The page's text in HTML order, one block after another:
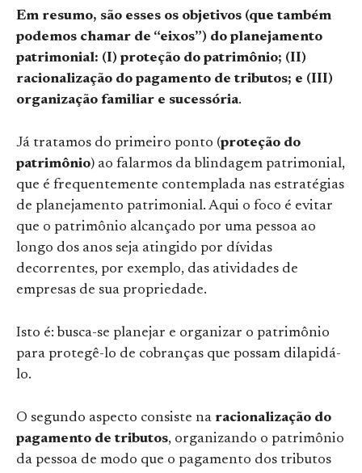
Em resumo, são esses os objetivos (que também
podemos chamar de “eixos”) do planejamento
patrimonial: (I) proteção do patrimônio; (II)
racionalização do pagamento de tributos; e (III)
organização familiar e sucessória.
Já tratamos do primeiro ponto (proteção do
patrimônio) ao falarmos da blindagem patrimonial,
que é frequentemente contemplada nas estratégias
de planejamento patrimonial. Aqui o foco é evitar
que o patrimônio alcançado por uma pessoa ao
longo dos anos seja atingido por dívidas
decorrentes, por exemplo, das atividades de
empresas de sua propriedade.
Isto é: busca-se planejar e organizar o patrimônio
para protegê-lo de cobranças que possam dilapidá-
lo.
O segundo aspecto consiste na racionalização do
pagamento de tributos, organizando o patrimônio
da pessoa de modo que o pagamento dos tributos